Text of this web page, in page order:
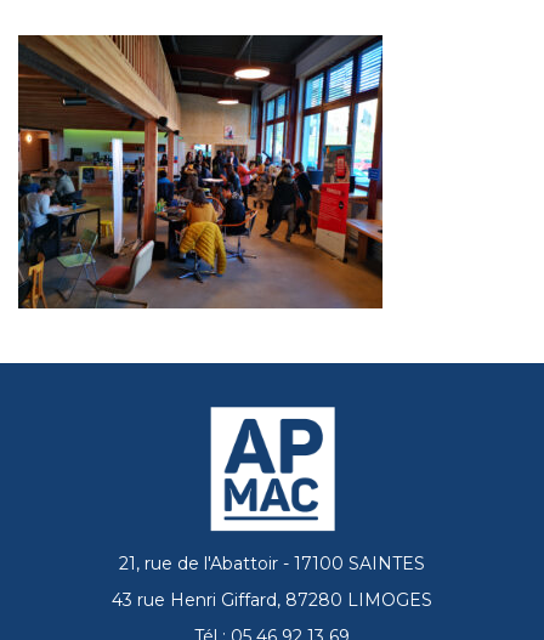
21, rue de l'Abattoir - 17100 SAINTES
43 rue Henri Giffard, 87280 LIMOGES